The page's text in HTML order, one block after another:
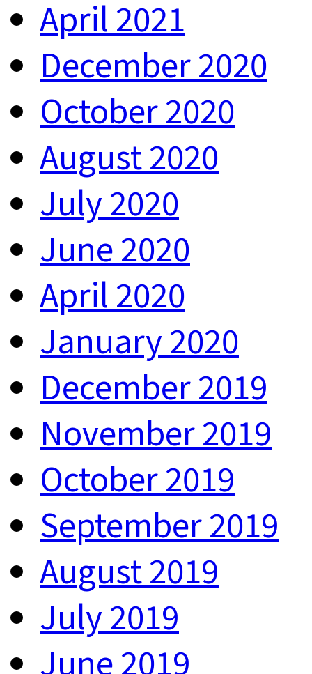
April 2021
December 2020
October 2020
August 2020
July 2020
June 2020
April 2020
January 2020
December 2019
November 2019
October 2019
September 2019
August 2019
July 2019
June 2019